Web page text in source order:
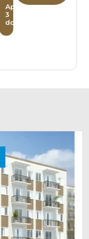
Apto.
3
dorms.